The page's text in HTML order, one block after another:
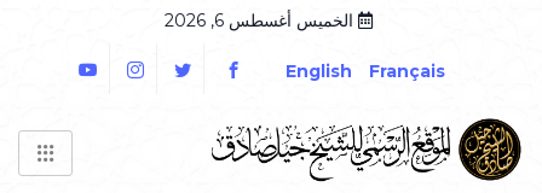
الخميس أغسطس 6, 2026
Français
English